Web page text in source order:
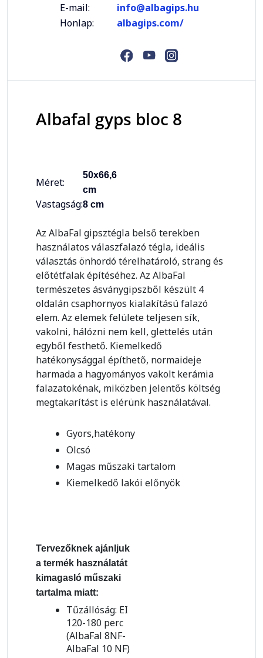
E-mail:
info@albagips.hu
Honlap:
albagips.com/
Albafal gyps bloc 8
Méret:
50x66,6
cm
Vastagság:8 cm
Az AlbaFal gipsztégla belső terekben
használatos válaszfalazó tégla, ideális
választás önhordó térelhatároló, strang és
előtétfalak építéséhez. Az AlbaFal
természetes ásványgipszből készült 4
oldalán csaphornyos kialakítású falazó
elem. Az elemek felülete teljesen sík,
vakolni, hálózni nem kell, glettelés után
egyből festhető. Kiemelkedő
hatékonysággal építhető, normaideje
harmada a hagyományos vakolt kerámia
falazatokénak, miközben jelentős költség
megtakarítást is elérünk használatával.
Gyors,hatékony
Olcsó
Magas műszaki tartalom
Kiemelkedő lakói előnyök
Tervezőknek ajánljuk
a termék használatát
kimagasló műszaki
tartalma miatt:
Tűzállóság: EI
120-180 perc
(AlbaFal 8NF-
AlbaFal 10 NF)